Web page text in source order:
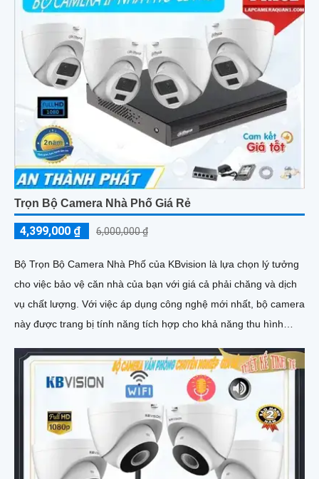
Trọn Bộ Camera Nhà Phố Giá Rẻ
4,399,000 ₫ 6,000,000 ₫
Bộ Trọn Bộ Camera Nhà Phố của KBvision là lựa chọn lý tưởng
cho việc bảo vệ căn nhà của bạn với giá cả phải chăng và dịch
vụ chất lượng. Với việc áp dụng công nghệ mới nhất, bộ camera
này được trang bị tính năng tích hợp cho khả năng thu hình